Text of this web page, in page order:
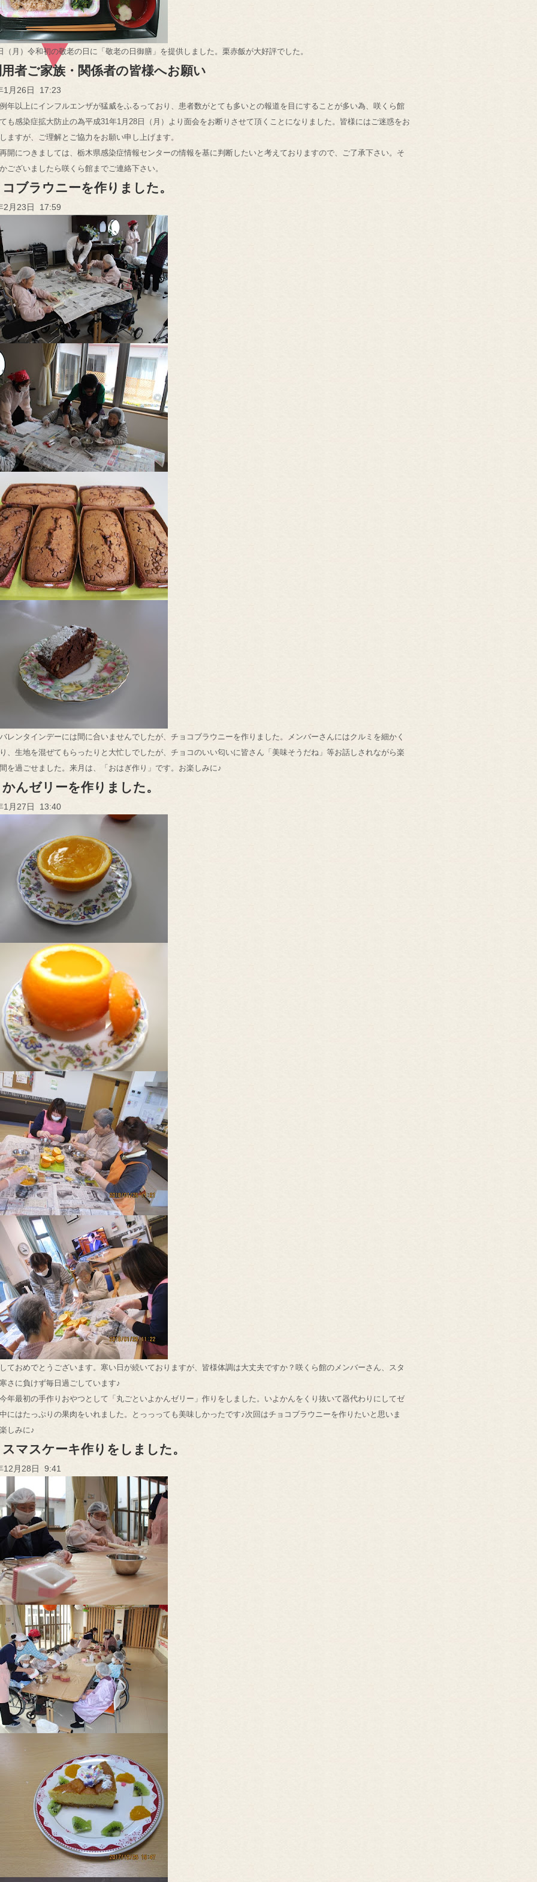
（月）令和初の敬老の日に「敬老の日御膳」を提供しました。栗赤飯が大好評でした。
者ご家族・関係者の皆様へお願い
1月26日 17:23
年以上にインフルエンザが猛威をふるっており、患者数がとても多いとの報道を目にすることが多い為、咲くら館
も感染症拡大防止の為平成31年1月 28 日（月）より面会をお断りさせて頂くことになりました。皆様にはご迷惑をお
ますが、ご理解とご協力をお願い申し上げます。
開につきましては、栃木県感染症情報センターの情報を基に判断したいと考えておりますので、ご了承下さい。そ
ございましたら咲くら館までご連絡下さい。
ブラウニーを作りました。
2月23日 17:59
レンタインデーには間に合いませんでしたが、チョコブラウニーを作りました。メンバーさんにはクルミを細かく
、生地を混ぜてもらったりと大忙しでしたが、チョコのいい匂いに皆さん「美味そうだね」等お話しされながら楽
を過ごせました。来月は、「おはぎ作り」です。お楽しみに♪
んゼリーを作りました。
1月27日 13:40
ておめでとうございます。寒い日が続いておりますが、皆様体調は大丈夫ですか？咲くら館のメンバーさん、スタ
さに負けず毎日過ごしています♪
年最初の手作りおやつとして「丸ごといよかんゼリー」作りをしました。いよかんをくり抜いて器代わりにしてゼ
にはたっぷりの果肉をいれました。とっっっても美味しかったです♪次回はチョコブラウニーを作りたいと思いま
しみに♪
マスケーキ作りをしました。
12月28日 9:41